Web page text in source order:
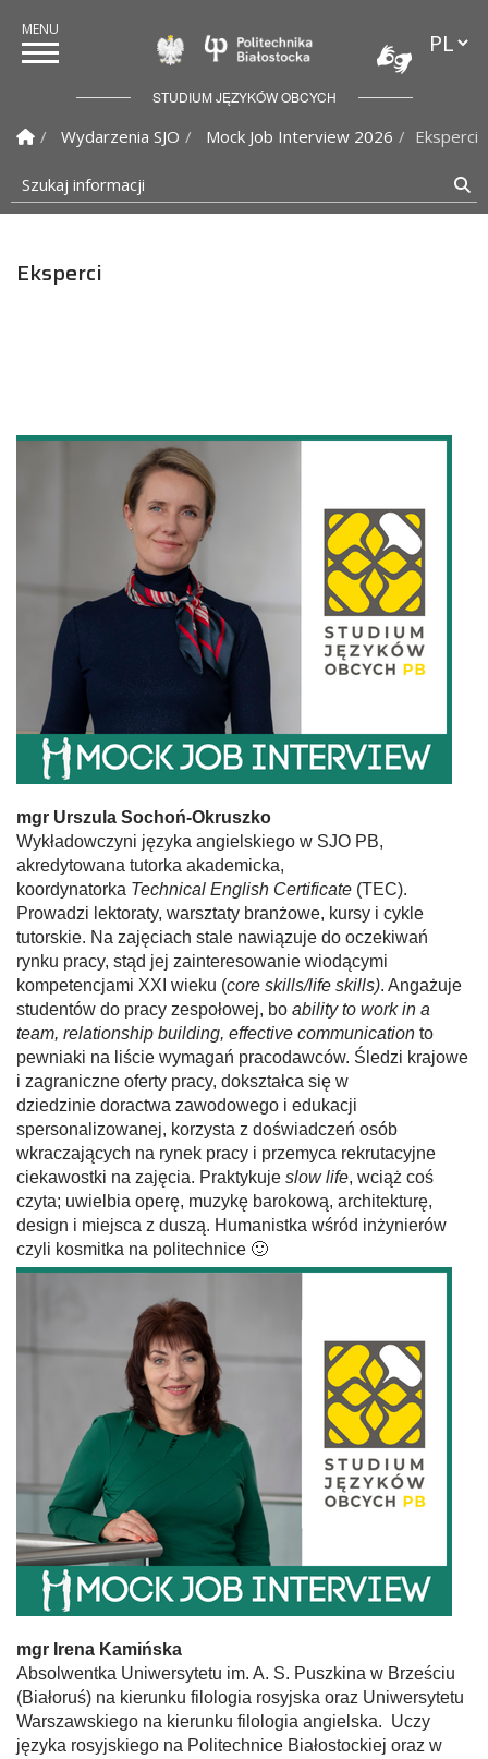
Politechnika
STUDIUM JĘZYKÓW OBCYCH
Strona Główna
Wydarzenia SJO Mock Job Interview 2026
Eksperci
Szukaj informacji
Eksperci
mgr Urszula Sochoń-Okruszko
Wykładowczyni języka angielskiego w SJO PB,
akredytowana tutorka akademicka,
koordynatorka Technical English Certificate (TEC).
Prowadzi lektoraty, warsztaty branżowe, kursy i cykle
tutorskie. Na zajęciach stale nawiązuje do oczekiwań
rynku pracy, stąd jej zainteresowanie wiodącymi
kompetencjami XXI wieku (core skills/life skills). Angażuje
studentów do pracy zespołowej, bo ability to work in a
team, relationship building, effective communication to
pewniaki na liście wymagań pracodawców. Śledzi krajowe
i zagraniczne oferty pracy, dokształca się w
dziedzinie doractwa zawodowego i edukacji
spersonalizowanej, korzysta z doświadczeń osób
wkraczających na rynek pracy i przemyca rekrutacyjne
ciekawostki na zajęcia. Praktykuje slow life, wciąż coś
czyta; uwielbia operę, muzykę barokową, architekturę,
design i miejsca z duszą. Humanistka wśród inżynierów
czyli kosmitka na politechnice 🙂
mgr Irena Kamińska
Absolwentka Uniwersytetu im. A. S. Puszkina w Brześciu
(Białoruś) na kierunku filologia rosyjska oraz Uniwersytetu
Warszawskiego na kierunku filologia angielska. Uczy
języka rosyjskiego na Politechnice Białostockiej oraz w